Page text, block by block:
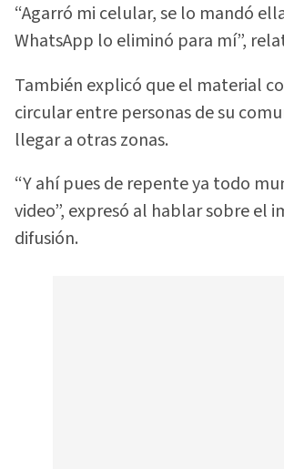
“Agarró mi celular, se lo mandó
WhatsApp lo eliminó para mí”,
También explicó que el material
circular entre personas de su
llegar a otras zonas.
“Y ahí pues de repente ya todo
video”, expresó al hablar sobre el
difusión.